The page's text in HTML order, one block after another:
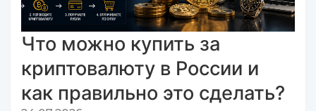
Что можно купить за
криптовалюту в России и
как правильно это сделать?